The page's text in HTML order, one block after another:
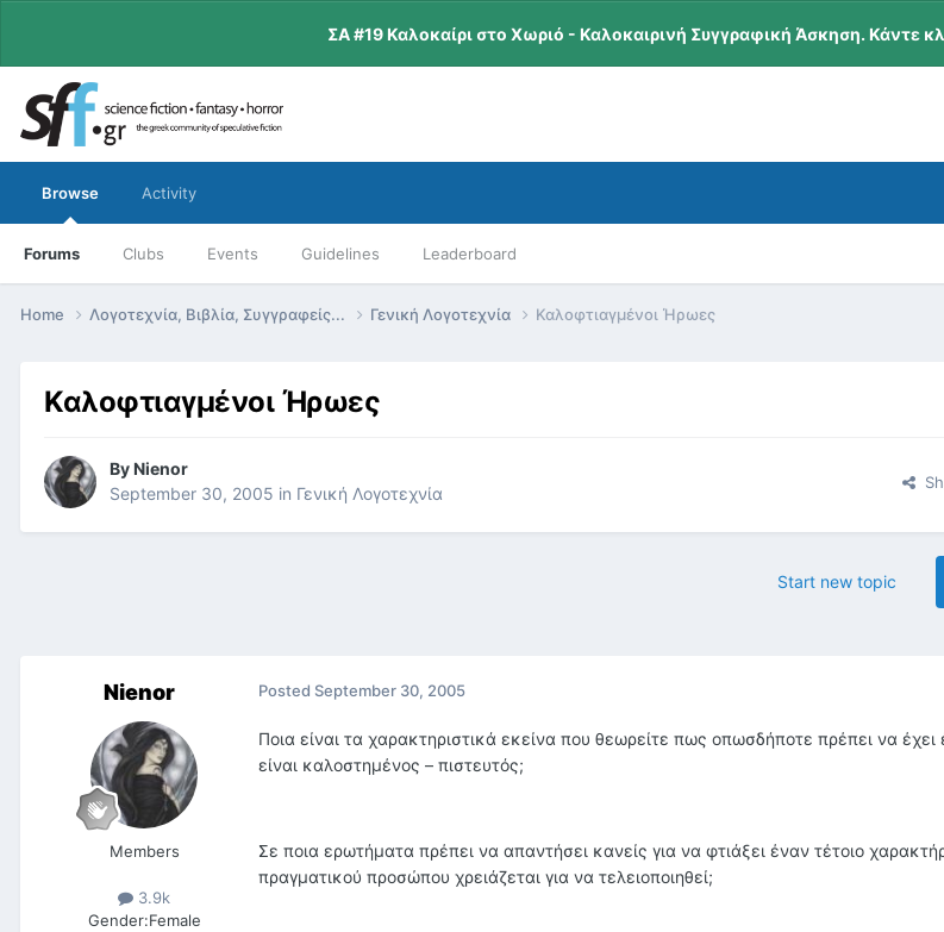
ΣΑ #19 Καλοκαίρι στο Χωριό - Καλοκαιρινή Συγγραφική Άσκηση. Κάντε
Browse
Forums Clubs Events Guidelines Leaderboard
Activity
Home Λογοτεχνία, Βιβλία, Συγγραφείς... Γενική Λογοτεχνία Καλοφτιαγμένοι Ήρωες
Καλοφτιαγμένοι Ήρωες
ByNienor
September 30, 2005 in Γενική Λογοτεχνία
Start new topic
Nienor
Members
3.9k
Gender:Female
Posted September 30, 2005
Ποια είναι τα χαρακτηριστικά εκείνα που θεωρείτε πως οπωσδήποτε πρέπει να
είναι καλοστημένος – πιστευτός;
Σε ποια ερωτήματα πρέπει να απαντήσει κανείς για να φτιάξει έναν τέτοιο
πραγματικού προσώπου χρειάζεται για να τελειοποιηθεί;